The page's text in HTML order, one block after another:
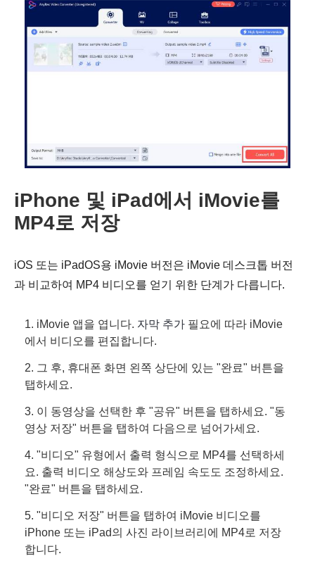
iPhone 및 iPad에서 iMovie를
MP4로 저장
iOS 또는 iPadOS용 iMovie 버전은 iMovie 데스크톱 버전
과 비교하여 MP4 비디오를 얻기 위한 단계가 다릅니다.
1. iMovie 앱을 엽니다. 자막 추가 필요에 따라 iMovie
에서 비디오를 편집합니다.
2. 그 후, 휴대폰 화면 왼쪽 상단에 있는 "완료" 버튼을
탭하세요.
3. 이 동영상을 선택한 후 "공유" 버튼을 탭하세요. "동
영상 저장" 버튼을 탭하여 다음으로 넘어가세요.
4. "비디오" 유형에서 출력 형식으로 MP4를 선택하세
요. 출력 비디오 해상도와 프레임 속도도 조정하세요.
"완료" 버튼을 탭하세요.
5. "비디오 저장" 버튼을 탭하여 iMovie 비디오를
iPhone 또는 iPad의 사진 라이브러리에 MP4로 저장
합니다.